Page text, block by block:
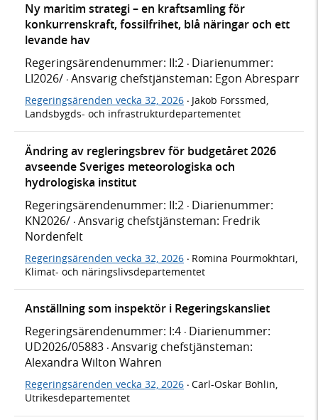
Ny maritim strategi – en kraftsamling för
konkurrenskraft, fossilfrihet, blå näringar och ett
levande hav
Regeringsärendenummer: II:2 · Diarienummer:
LI2026/ · Ansvarig chefstjänsteman: Egon Abresparr
Regeringsärenden vecka 32, 2026 · Jakob Forssmed,
Landsbygds- och infrastrukturdepartementet
Ändring av regleringsbrev för budgetåret 2026
avseende Sveriges meteorologiska och
hydrologiska institut
Regeringsärendenummer: II:2 · Diarienummer:
KN2026/ · Ansvarig chefstjänsteman: Fredrik
Nordenfelt
Regeringsärenden vecka 32, 2026 · Romina Pourmokhtari,
Klimat- och näringslivsdepartementet
Anställning som inspektör i Regeringskansliet
Regeringsärendenummer: I:4 · Diarienummer:
UD2026/05883 · Ansvarig chefstjänsteman:
Alexandra Wilton Wahren
Regeringsärenden vecka 32, 2026 · Carl-Oskar Bohlin,
Utrikesdepartementet